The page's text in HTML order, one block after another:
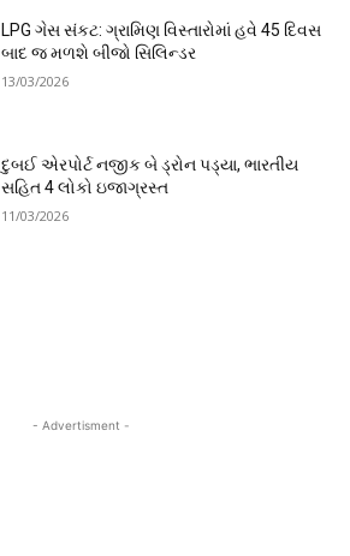
LPG ગેસ સંકટ: ગ્રામિણ વિસ્તારોમાં હવે 45 દિવસ
બાદ જ મળશે બીજો સિલિન્ડર
13/03/2026
દુબઈ એરપોર્ટ નજીક બે ડ્રોન પડ્યા, ભારતીય
સહિત 4 લોકો ઇજાગ્રસ્ત
11/03/2026
- Advertisment -